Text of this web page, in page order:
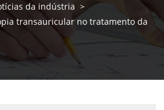
da indústria >
transauricular no tratamento da